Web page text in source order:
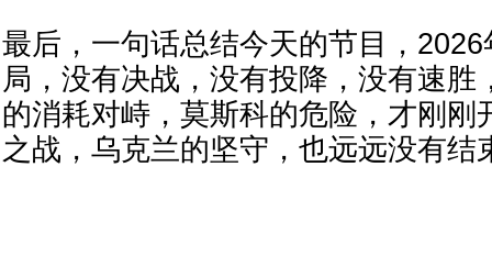
最后，一句话总结今天的节目，
局，没有决战，没有投降，没有速胜
的消耗对峙，莫斯科的危险，才刚刚
之战，乌克兰的坚守，也远远没有结